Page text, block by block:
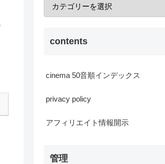
contents
cinema 50音順インデックス
privacy policy
アフィリエイト情報開示
管理